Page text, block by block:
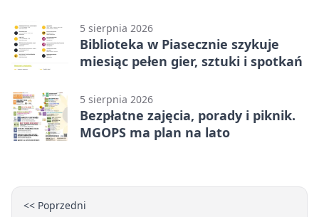
5 sierpnia 2026
Biblioteka w Piasecznie szykuje
miesiąc pełen gier, sztuki i spotkań
5 sierpnia 2026
Bezpłatne zajęcia, porady i piknik.
MGOPS ma plan na lato
<< Poprzedni